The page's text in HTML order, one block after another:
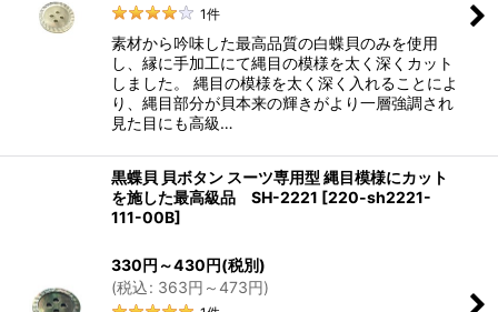
1件
素材から吟味した最高品質の白蝶貝のみを使用
し、縁に手加工にて縄目の模様を太く深くカット
しました。 縄目の模様を太く深く入れることによ
り、縄目部分が貝本来の輝きがより一層強調され
見た目にも高級…
黒蝶貝 貝ボタン スーツ専用型 縄目模様にカット
を施した最高級品 SH-2221 [220-sh2221-
111-00B]
330円 ～430円(税別)
(税込: 363円 ～473円)